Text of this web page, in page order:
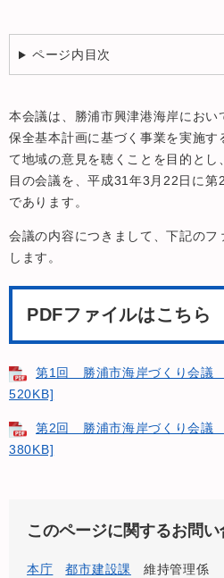
ページ内目次
本会議は、勝浦市興津港海岸にお
保全基本計画に基づく事業を実施
て地域の意見を聴くことを目的と
目の会議を、平成31年3月22日に
であります。
会議の内容につきまして、下記のフ
します。
PDFファイルはこちら
第1回 勝浦市海岸づくり会議
520KB]
第2回 勝浦市海岸づくり会議
380KB]
このページに関するお問
本庁 都市建設課 維持管理係